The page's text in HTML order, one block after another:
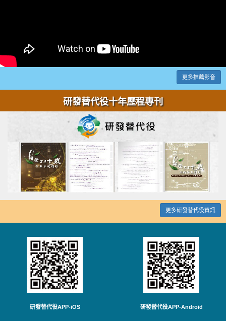
更多推薦影音
研發替代役十年歷程專刊
更多研發替代役資訊
研發替代役APP-iOS 研發替代役APP-Android